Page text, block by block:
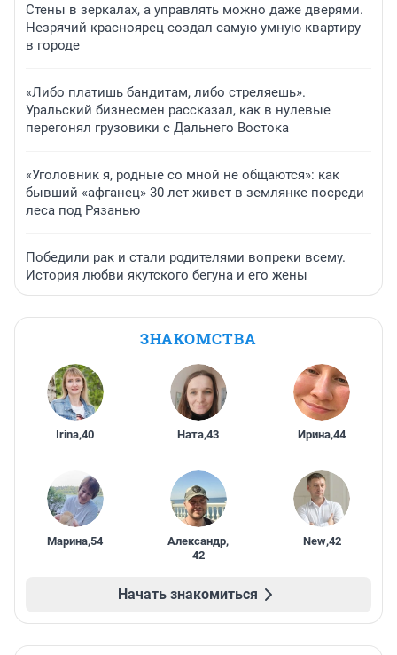
Стены в зеркалах, а управлять можно даже дверями.
Незрячий красноярец создал самую умную квартиру
в городе
«Либо платишь бандитам, либо стреляешь».
Уральский бизнесмен рассказал, как в нулевые
перегонял грузовики с Дальнего Востока
«Уголовник я, родные со мной не общаются»: как
бывший «афганец» 30 лет живет в землянке посреди
леса под Рязанью
Победили рак и стали родителями вопреки всему.
История любви якутского бегуна и его жены
ЗНАКОМСТВА
Irina,40 Ната,43 Ирина,44
Марина,54 Александр,
42
New,42
Начать знакомиться